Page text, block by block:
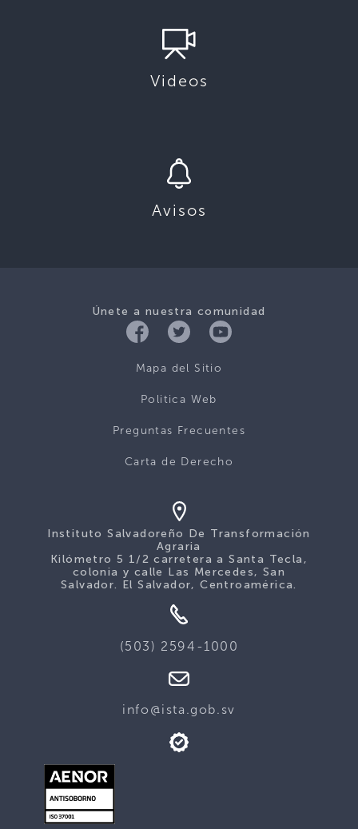
Videos
Avisos
Únete a nuestra comunidad
Mapa del Sitio
Politica Web
Preguntas Frecuentes
Carta de Derecho
Instituto Salvadoreño De Transformación
Agraria
Kilómetro 5 1/2 carretera a Santa Tecla,
colonia y calle Las Mercedes, San
Salvador. El Salvador, Centroamérica.
(503) 2594-1000
info@ista.gob.sv